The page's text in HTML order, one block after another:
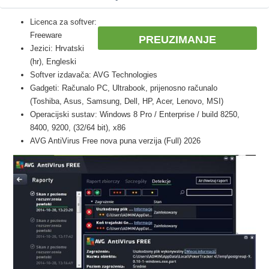
PREUZIMANJE
Licenca za softver:
Freeware
Jezici: Hrvatski
(hr), Engleski
Softver izdavača: AVG Technologies
Gadgeti: Računalo PC, Ultrabook, prijenosno računalo
(Toshiba, Asus, Samsung, Dell, HP, Acer, Lenovo, MSI)
Operacijski sustav: Windows 8 Pro / Enterprise / build 8250,
8400, 9200, (32/64 bit), x86
AVG AntiVirus Free nova puna verzija (Full) 2026